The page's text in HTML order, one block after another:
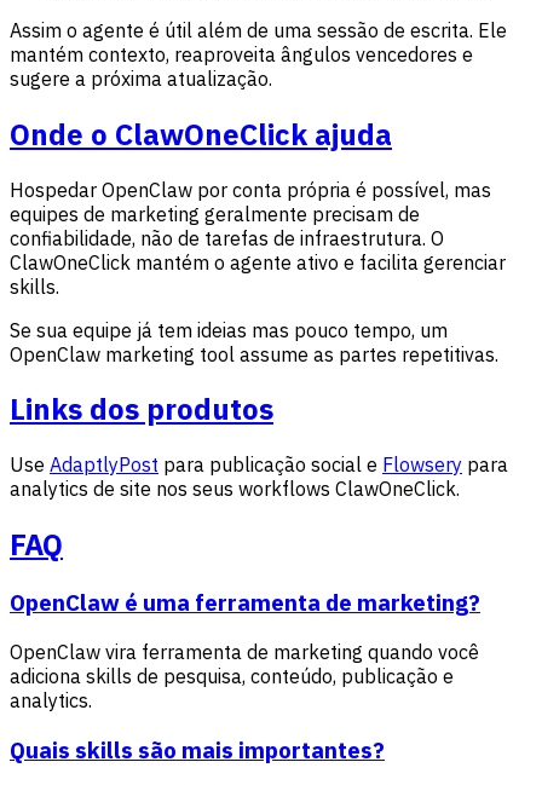
Assim o agente é útil além de uma sessão de escrita. Ele
mantém contexto, reaproveita ângulos vencedores e
sugere a próxima atualização.
Onde o ClawOneClick ajuda
Hospedar OpenClaw por conta própria é possível, mas
equipes de marketing geralmente precisam de
confiabilidade, não de tarefas de infraestrutura. O
ClawOneClick mantém o agente ativo e facilita gerenciar
skills.
Se sua equipe já tem ideias mas pouco tempo, um
OpenClaw marketing tool assume as partes repetitivas.
Links dos produtos
Use AdaptlyPost para publicação social e Flowsery para
analytics de site nos seus workflows ClawOneClick.
FAQ
OpenClaw é uma ferramenta de marketing?
OpenClaw vira ferramenta de marketing quando você
adiciona skills de pesquisa, conteúdo, publicação e
analytics.
Quais skills são mais importantes?